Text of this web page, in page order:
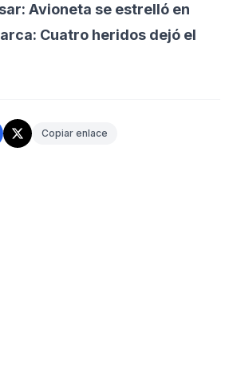
Avioneta se estrelló en
Cuatro heridos dejó el
Copiar enlace